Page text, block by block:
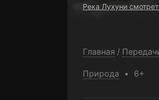
Река Лухуни
Главная /
Природа 6+